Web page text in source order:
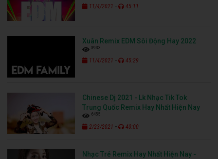
11/4/2021 - 45:11
Xuân Remix EDM Sôi Động Hay 2022
3933
11/4/2021 - 45:29
Chinese Dj 2021 - Lk Nhạc Tik Tok
Trung Quốc Remix Hay Nhất Hiện Nay
6455
2/23/2021 - 40:00
Nhạc Trẻ Remix Hay Nhất Hiện Nay -